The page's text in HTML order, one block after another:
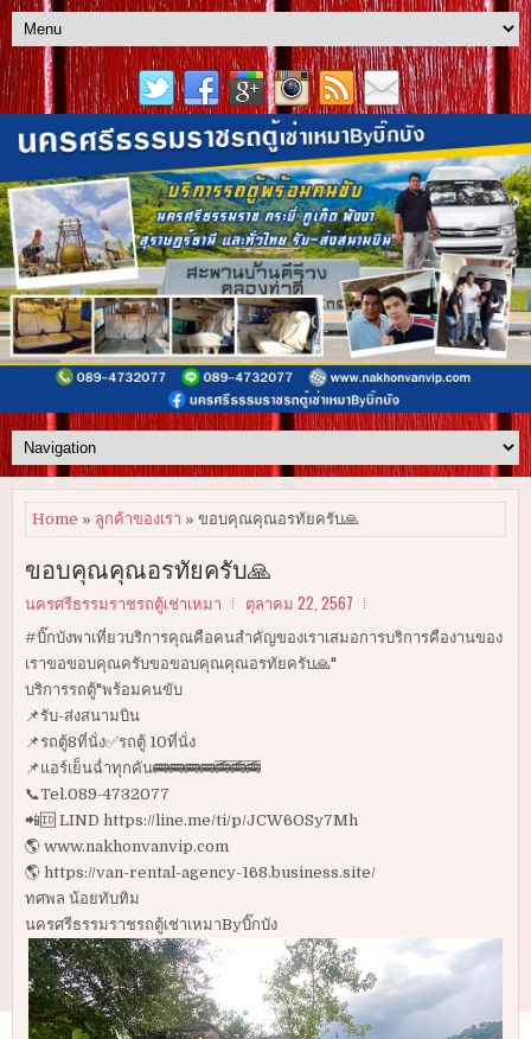
Home » ลูกค้าของเรา » ขอบคุณคุณอรทัยครับ🙏
ขอบคุณคุณอรทัยครับ🙏
นครศรีธรรมราชรถตู้เช่าเหมา ตุลาคม 22, 2567
#บิ๊กบังพาเที่ยวบริการคุณคือคนสำคัญของเราเสมอการบริการคืองานของ
เราขอขอบคุณครับขอขอบคุณคุณอรทัยครับ🙏"
บริการรถตู้"พร้อมคนขับ
📌รับ-ส่งสนามบิน
📌รถตู้8ที่นั่ง✅รถตู้ 10ที่นั่ง
📌แอร์เย็นฉ่ำทุกคัน🚌🚌🚌🚌🚎🚎🚎
📞Tel.089-4732077
📲🆔 LIND https://line.me/ti/p/JCW6OSy7Mh
🌎 www.nakhonvanvip.com
🌎 https://van-rental-agency-168.business.site/
ทศพล น้อยทับทิม
นครศรีธรรมราชรถตู้เช่าเหมาByบิ๊กบัง